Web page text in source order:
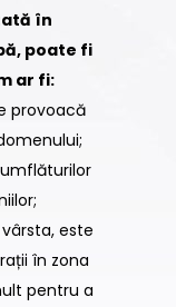
în
poate fi
ar fi:
provoacă
este
în zona
pentru a